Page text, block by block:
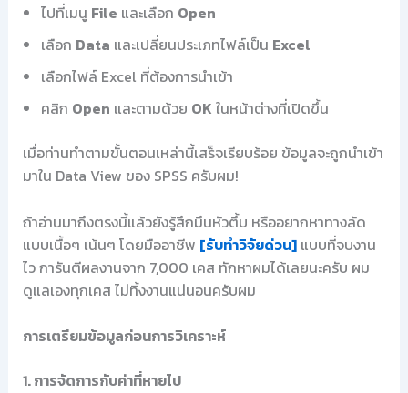
ไปที่เมนู File และเลือก Open
เลือก Data และเปลี่ยนประเภทไฟล์เป็น Excel
เลือกไฟล์ Excel ที่ต้องการนำเข้า
คลิก Open และตามด้วย OK ในหน้าต่างที่เปิดขึ้น
เมื่อท่านทำตามขั้นตอนเหล่านี้เสร็จเรียบร้อย ข้อมูลจะถูกนำเข้า
มาใน Data View ของ SPSS ครับผม!
ถ้าอ่านมาถึงตรงนี้แล้วยังรู้สึกมึนหัวตึ้บ หรืออยากหาทางลัด
แบบเนื้อๆ เน้นๆ โดยมืออาชีพ [รับทำวิจัยด่วน]แบบที่จบงาน
ไว การันตีผลงานจาก 7,000 เคส ทักหาผมได้เลยนะครับ ผม
ดูแลเองทุกเคส ไม่ทิ้งงานแน่นอนครับผม
การเตรียมข้อมูลก่อนการวิเคราะห์
1. การจัดการกับค่าที่หายไป